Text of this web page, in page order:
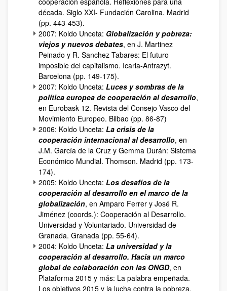
década. Siglo XXI- Fundación Carolina. Madrid
(pp. 443-453).
2007: Koldo Unceta: Globalización y pobreza:
viejos y nuevos debates, en J. Martinez
Peinado y R. Sanchez Tabares: El futuro
imposible del capitalismo. Icaria-Antrazyt.
Barcelona (pp. 149-175).
2007: Koldo Unceta: Luces y sombras de la
política europea de cooperación al desarrollo,
en Eurobask 12. Revista del Consejo Vasco del
Movimiento Europeo. Bilbao (pp. 86-87)
2006: Koldo Unceta: La crisis de la
cooperación internacional al desarrollo, en
J.M. García de la Cruz y Gemma Durán: Sistema
Económico Mundial. Thomson. Madrid (pp. 173-
174).
2005: Koldo Unceta: Los desafíos de la
cooperación al desarrollo en el marco de la
globalización, en Amparo Ferrer y José R.
Jiménez (coords.): Cooperación al Desarrollo.
Universidad y Voluntariado. Universidad de
Granada. Granada (pp. 55-64).
2004: Koldo Unceta: La universidad y la
cooperación al desarrollo. Hacia un marco
global de colaboración con las ONGD, en
Plataforma 2015 y más: La palabra empeñada.
Los objetivos 2015 y la lucha contra la pobreza.